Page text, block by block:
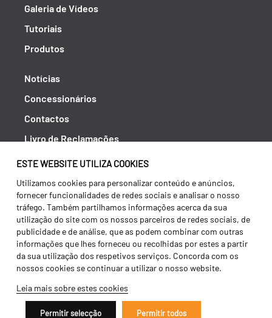
ESTE WEBSITE UTILIZA COOKIES
Utilizamos cookies para personalizar conteúdo e anúncios,
fornecer funcionalidades de redes sociais e analisar o nosso
tráfego. Também partilhamos informações acerca da sua
utilização do site com os nossos parceiros de redes sociais, de
publicidade e de análise, que as podem combinar com outras
informações que lhes forneceu ou recolhidas por estes a partir
da sua utilização dos respetivos serviços. Concorda com os
nossos cookies se continuar a utilizar o nosso website.
Leia mais sobre estes cookies
Permitir selecção Permitir todos
Galeria de Vídeos
Tutoriais
Produtos
Notícias
Concessionários
Contactos
Livro de Reclamações
Política de Privacidade
Canal de Denúncias (RGPC)
Termos e condições